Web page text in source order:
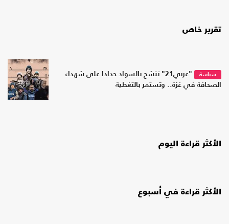
تقرير خاص
سياسة
"عربي21" تتشح بالسواد حدادا على شهداء
الصحافة في غزة.. وتستمر بالتغطية
الأكثر قراءة اليوم
الأكثر قراءة في أسبوع